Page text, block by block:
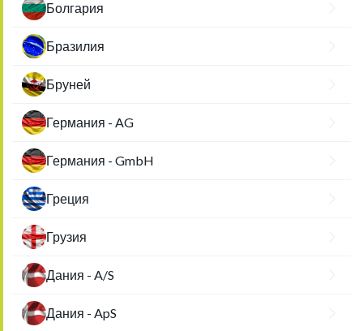
Болгария
Бразилия
Бруней
Германия - AG
Германия - GmbH
Греция
Грузия
Дания - A/S
Дания - ApS